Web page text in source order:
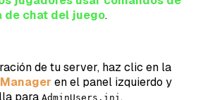
de chat del juego.
de tu server, haz clic en la
en el panel izquierdo y
para AdminUsers.ini .